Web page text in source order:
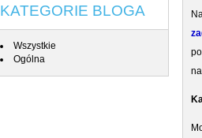
KATEGORIE BLOGA
Wszystkie
Ogólna